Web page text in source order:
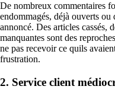
De nombreux commentaires
endommagés, déjà ouverts
annoncé. Des articles cassés,
manquantes sont des
ne pas recevoir ce quils
frustration.
2. Service client